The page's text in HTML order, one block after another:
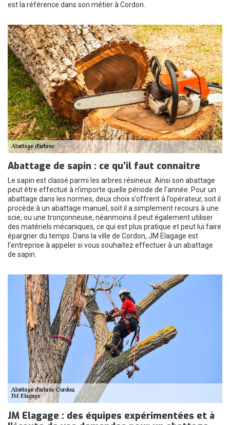
est la référence dans son métier à Cordon.
Abattage de sapin : ce qu’il faut connaitre
Le sapin est classé parmi les arbres résineux. Ainsi son abattage
peut être effectué à n’importe quelle période de l’année. Pour un
abattage dans les normes, deux choix s’offrent à l’opérateur, soit il
procède à un abattage manuel, soit il a simplement recours à une
scie, ou une tronçonneuse, néanmoins il peut également utiliser
des matériels mécaniques, ce qui est plus pratique et peut lui faire
épargner du temps. Dans la ville de Cordon, JM Elagage est
l’entreprise à appeler si vous souhaitez effectuer à un abattage
de sapin.
JM Elagage : des équipes expérimentées et à